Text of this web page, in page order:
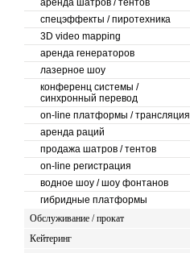
аренда шатров / тентов
спецэффекты / пиротехника
3D video mapping
аренда генераторов
лазерное шоу
конференц системы /
синхронный перевод
on-line платформы / трансляция
аренда раций
продажа шатров / тентов
on-line регистрация
водное шоу / шоу фонтанов
гибридные платформы
Обслуживание / прокат
Кейтеринг